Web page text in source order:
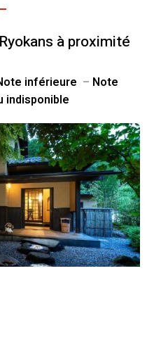
à proximité
inférieure – Note
indisponible